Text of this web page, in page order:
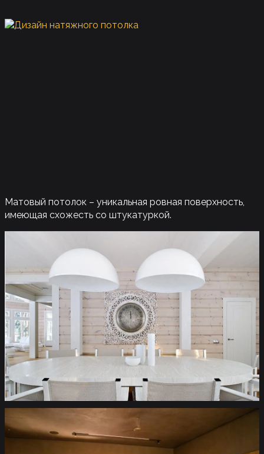
Матовый потолок – уникальная ровная поверхность,
имеющая схожесть со штукатуркой.